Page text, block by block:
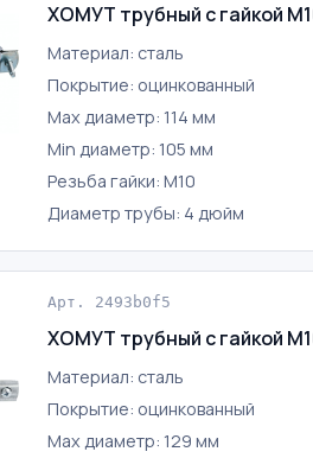
ХОМУТ трубный с гайкой
Материал: сталь
Покрытие: оцинкованный
Max диаметр: 114 мм
Min диаметр: 105 мм
Резьба гайки: М10
Диаметр трубы: 4 дюйм
Арт. 2493b0f5
ХОМУТ трубный с гайкой
Материал: сталь
Покрытие: оцинкованный
Max диаметр: 129 мм